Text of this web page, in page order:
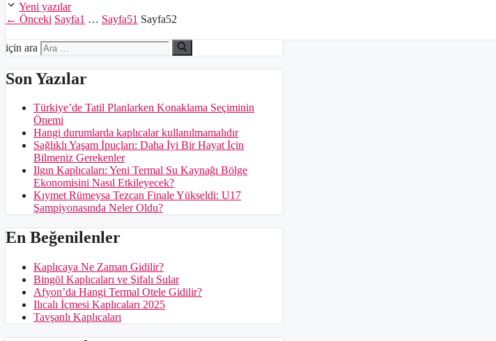
Yeni yazılar
← Önceki Sayfa1 … Sayfa51 Sayfa52
için ara
Son Yazılar
Türkiye’de Tatil Planlarken Konaklama Seçiminin
Önemi
Hangi durumlarda kaplıcalar kullanılmamalıdır
Sağlıklı Yaşam İpuçları: Daha İyi Bir Hayat İçin
Bilmeniz Gerekenler
Ilgın Kaplıcaları: Yeni Termal Su Kaynağı Bölge
Ekonomisini Nasıl Etkileyecek?
Kıymet Rümeysa Tezcan Finale Yükseldi: U17
Şampiyonasında Neler Oldu?
En Beğenilenler
Kaplıcaya Ne Zaman Gidilir?
Bingöl Kaplıcaları ve Şifalı Sular
Afyon’da Hangi Termal Otele Gidilir?
Ilıcalı İçmesi Kaplıcaları 2025
Tavşanlı Kaplıcaları